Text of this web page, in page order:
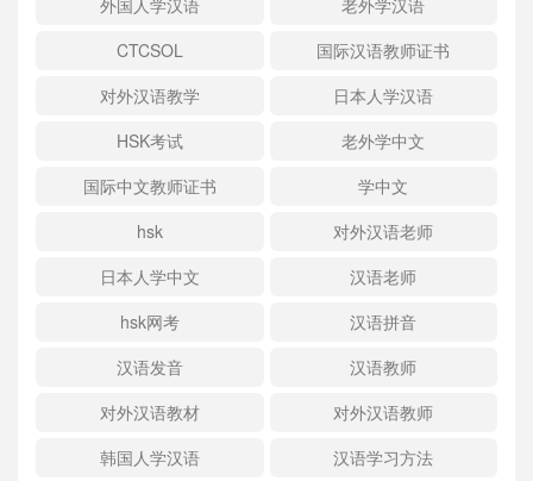
外国人学汉语
老外学汉语
CTCSOL
国际汉语教师证书
对外汉语教学
日本人学汉语
HSK考试
老外学中文
国际中文教师证书
学中文
hsk
对外汉语老师
日本人学中文
汉语老师
hsk网考
汉语拼音
汉语发音
汉语教师
对外汉语教材
对外汉语教师
韩国人学汉语
汉语学习方法